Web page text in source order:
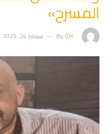
المسرح»
ByGH سبتمبر 24, 2025